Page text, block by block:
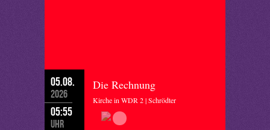
05.08.
2026
05:55
Uhr
Die Rechnung
Kirche in WDR 2 | Schrödter